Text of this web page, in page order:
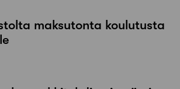
maksutonta koulutusta